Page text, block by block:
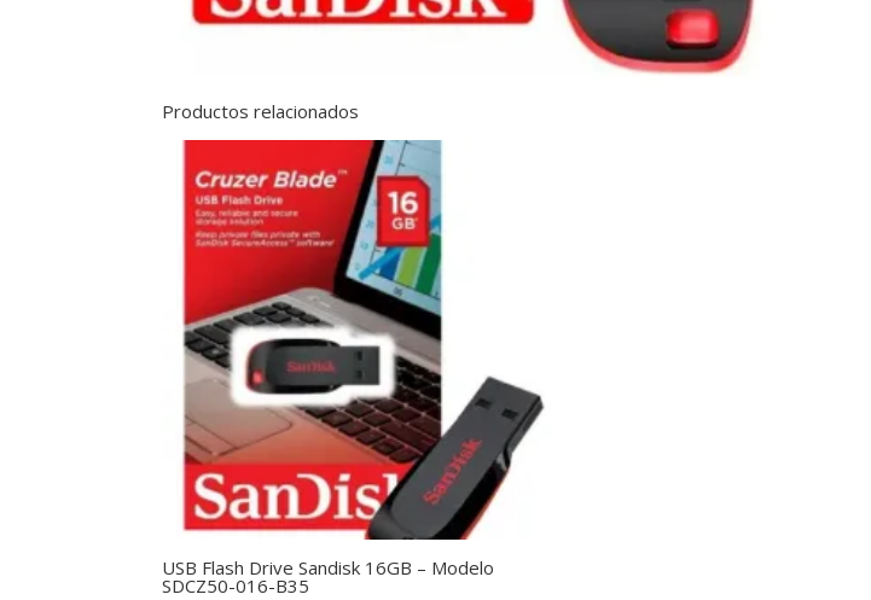
Productos relacionados
USB Flash Drive Sandisk 16GB – Modelo
SDCZ50-016-B35